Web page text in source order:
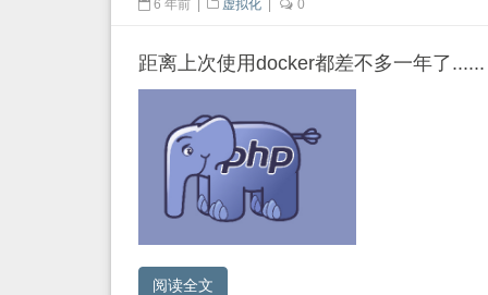
6 年前 虚拟化 0
距离上次使用docker都差不多一年了......
阅读全文